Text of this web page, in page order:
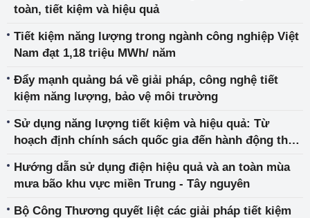
toàn, tiết kiệm và hiệu quả
Tiết kiệm năng lượng trong ngành công nghiệp Việt
Nam đạt 1,18 triệu MWh/ năm
Đẩy mạnh quảng bá về giải pháp, công nghệ tiết
kiệm năng lượng, bảo vệ môi trường
Sử dụng năng lượng tiết kiệm và hiệu quả: Từ
hoạch định chính sách quốc gia đến hành động thực
Hướng dẫn sử dụng điện hiệu quả và an toàn mùa
mưa bão khu vực miền Trung - Tây nguyên
Bộ Công Thương quyết liệt các giải pháp tiết kiệm